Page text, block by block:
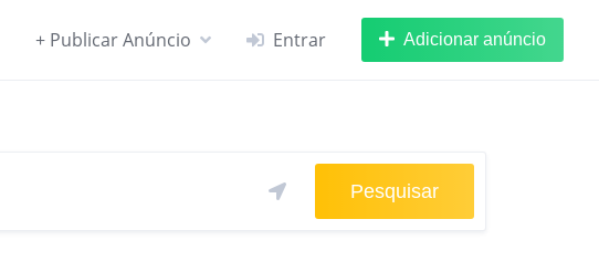
+ Publicar Anúncio Entrar Adicionar anúncio
Pesquisar